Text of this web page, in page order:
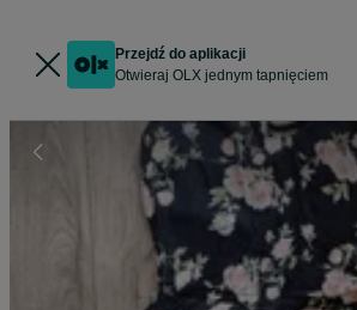
Przejdź do aplikacji
Otwieraj OLX jednym tapnięciem